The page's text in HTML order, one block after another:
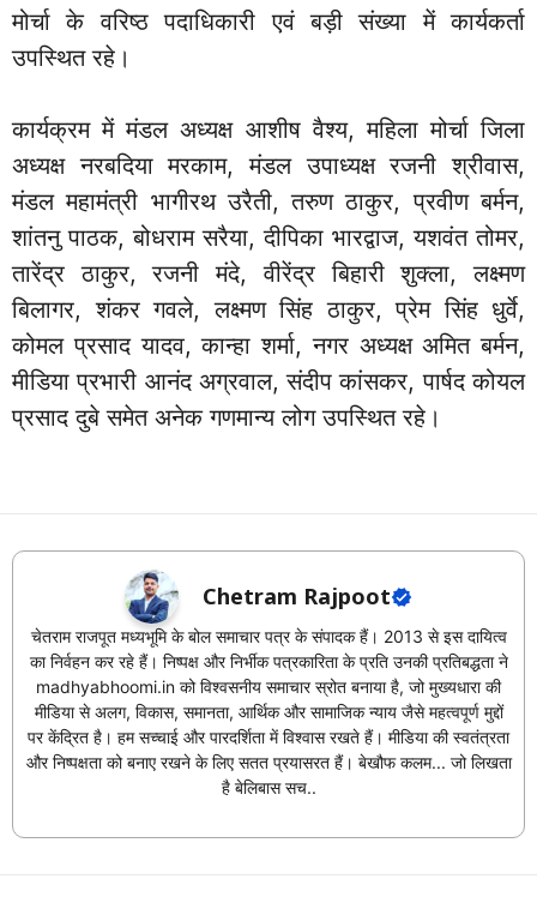
मोर्चा के वरिष्ठ पदाधिकारी एवं बड़ी संख्या में कार्यकर्ता
उपस्थित रहे।
कार्यक्रम में मंडल अध्यक्ष आशीष वैश्य, महिला मोर्चा जिला
अध्यक्ष नरबदिया मरकाम, मंडल उपाध्यक्ष रजनी श्रीवास,
मंडल महामंत्री भागीरथ उरैती, तरुण ठाकुर, प्रवीण बर्मन,
शांतनु पाठक, बोधराम सरैया, दीपिका भारद्वाज, यशवंत तोमर,
तारेंद्र ठाकुर, रजनी मंदे, वीरेंद्र बिहारी शुक्ला, लक्ष्मण
बिलागर, शंकर गवले, लक्ष्मण सिंह ठाकुर, प्रेम सिंह धुर्वे,
कोमल प्रसाद यादव, कान्हा शर्मा, नगर अध्यक्ष अमित बर्मन,
मीडिया प्रभारी आनंद अग्रवाल, संदीप कांसकर, पार्षद कोयल
प्रसाद दुबे समेत अनेक गणमान्य लोग उपस्थित रहे।
Chetram Rajpoot
चेतराम राजपूत मध्यभूमि के बोल समाचार पत्र के संपादक हैं। 2013 से इस दायित्व
का निर्वहन कर रहे हैं। निष्पक्ष और निर्भीक पत्रकारिता के प्रति उनकी प्रतिबद्धता ने
madhyabhoomi.in को विश्वसनीय समाचार स्रोत बनाया है, जो मुख्यधारा की
मीडिया से अलग, विकास, समानता, आर्थिक और सामाजिक न्याय जैसे महत्वपूर्ण मुद्दों
पर केंद्रित है। हम सच्चाई और पारदर्शिता में विश्वास रखते हैं। मीडिया की स्वतंत्रता
और निष्पक्षता को बनाए रखने के लिए सतत प्रयासरत हैं। बेखौफ कलम... जो लिखता
है बेलिबास सच..